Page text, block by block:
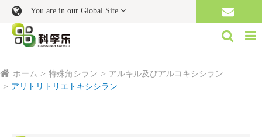
You are in our Global Site
ホーム 特殊角シラン
アルキル及びアルコキシシラン
アリトリトリエトキシシラン